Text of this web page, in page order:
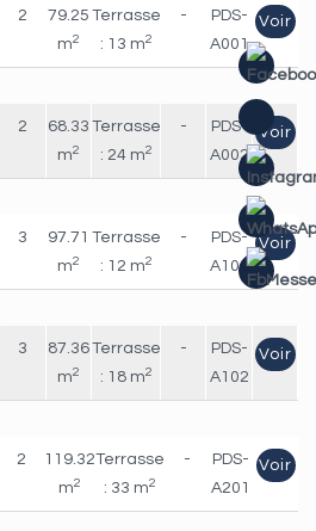
2
79.25
m2
Terrasse
: 13 m2
-
PDS-
A001
Voir
2
68.33
m2
Terrasse
: 24 m2
-
PDS-
A002
Voir
3
97.71
m2
Terrasse
: 12 m2
-
PDS-
A101
Voir
3
87.36
m2
Terrasse
: 18 m2
-
PDS-
A102
Voir
2
119.32
m2
Terrasse
: 33 m2
-
PDS-
A201
Voir